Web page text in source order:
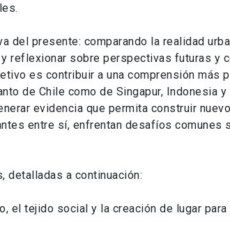
del presente: comparando la realidad
reflexionar sobre perspectivas futuras y
es contribuir a una comprensión más
de Chile como de Singapur, Indonesia
evidencia que permita construir
entre sí, enfrentan desafíos comunes
detalladas a continuación:
el tejido social y la creación de lugar